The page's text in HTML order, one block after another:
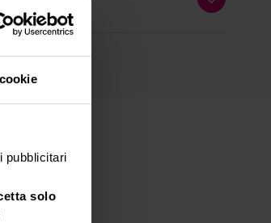
pubblicitari
solo